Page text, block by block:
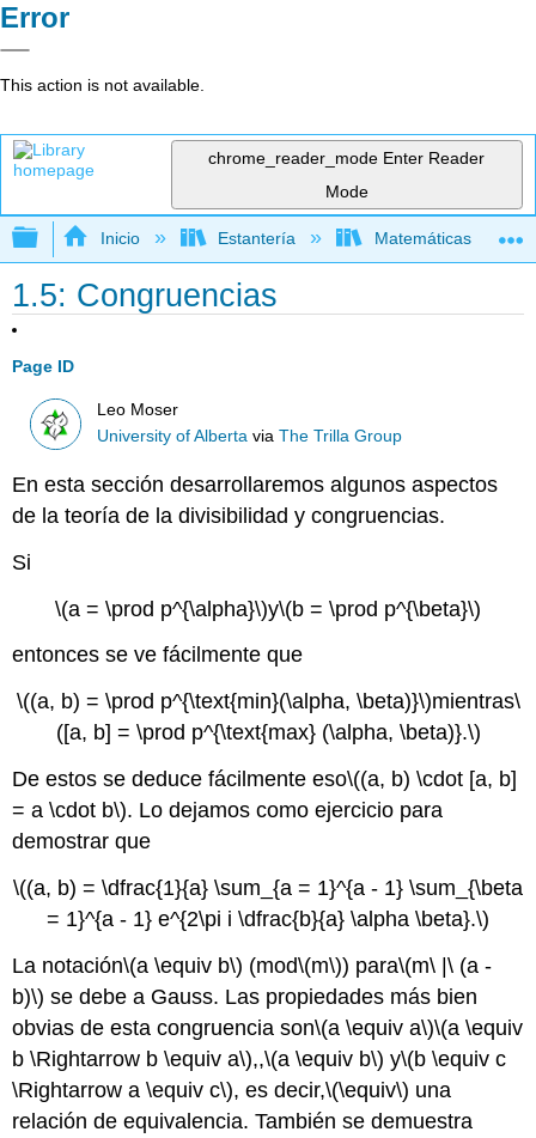
Error
This action is not available.
chrome_reader_mode Enter Reader
Mode
Expandir/contraer jerarquía global
Inicio Estantería Matemáticas
1.5: Congruencias
Page ID
Leo Moser
University of Alberta viaThe Trilla Group
En esta sección desarrollaremos algunos aspectos
de la teoría de la divisibilidad y congruencias.
Si
\(a = \prod p^{\alpha}\)y\(b = \prod p^{\beta}\)
entonces se ve fácilmente que
\((a, b) = \prod p^{\text{min}(\alpha, \beta)}\)mientras\
([a, b] = \prod p^{\text{max} (\alpha, \beta)}.\)
De estos se deduce fácilmente eso\((a, b) \cdot [a, b]
= a \cdot b\). Lo dejamos como ejercicio para
demostrar que
\((a, b) = \dfrac{1}{a} \sum_{a = 1}^{a - 1} \sum_{\beta
= 1}^{a - 1} e^{2\pi i \dfrac{b}{a} \alpha \beta}.\)
La notación\(a \equiv b\) (mod\(m\)) para\(m\ |\ (a -
b)\) se debe a Gauss. Las propiedades más bien
obvias de esta congruencia son\(a \equiv a\)\(a \equiv
b \Rightarrow b \equiv a\),,\(a \equiv b\) y\(b \equiv c
\Rightarrow a \equiv c\), es decir,\(\equiv\) una
relación de equivalencia. También se demuestra